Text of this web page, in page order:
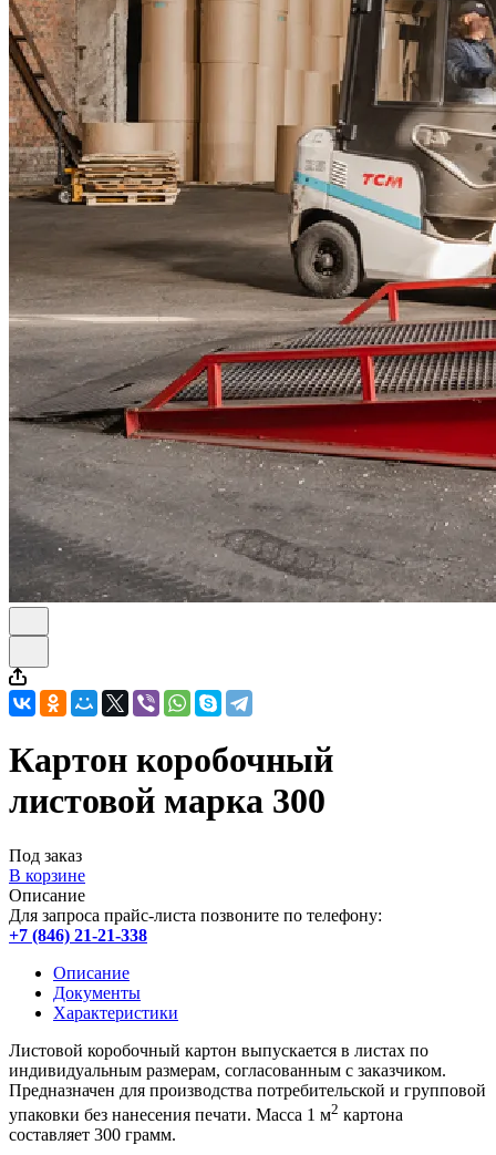
Картон коробочный
листовой марка 300
Под заказ
В корзине
Описание
Для запроса прайс-листа позвоните по телефону:
+7 (846) 21-21-338
Описание
Документы
Характеристики
Листовой коробочный картон выпускается в листах по
индивидуальным размерам, согласованным с заказчиком.
Предназначен для производства потребительской и групповой
упаковки без нанесения печати. Масса 1 м2 картона
составляет 300 грамм.